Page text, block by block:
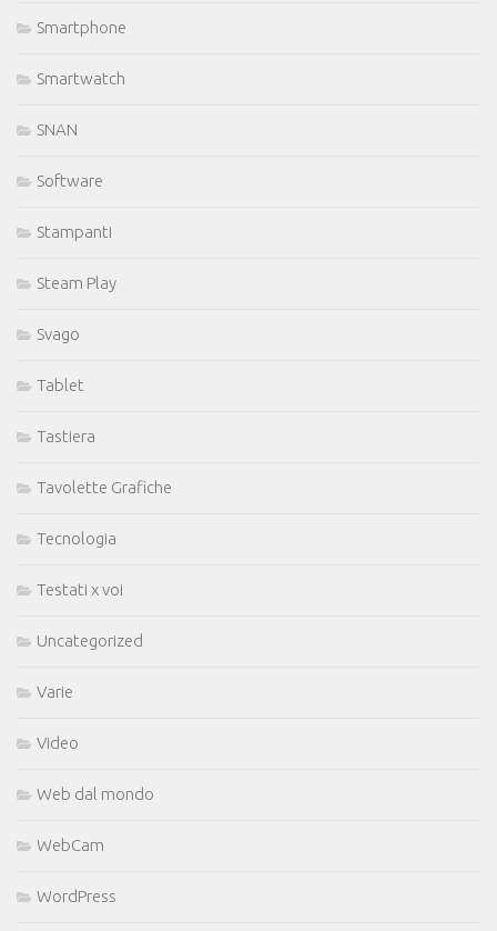
Smartphone
Smartwatch
SNAN
Software
Stampanti
Steam Play
Svago
Tablet
Tastiera
Tavolette Grafiche
Tecnologia
Testati x voi
Uncategorized
Varie
Video
Web dal mondo
WebCam
WordPress